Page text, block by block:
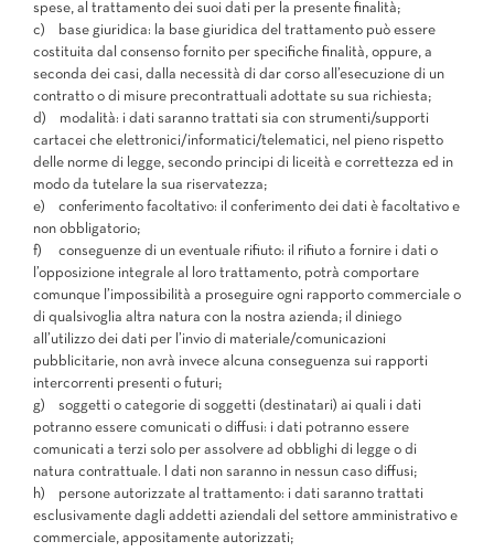
spese, al trattamento dei suoi dati per la presente finalità;
c)
base giuridica: la base giuridica del trattamento può essere
costituita dal consenso fornito per specifiche finalità, oppure, a
seconda dei casi, dalla necessità di dar corso all’esecuzione di un
contratto o di misure precontrattuali adottate su sua richiesta;
d) modalità: i dati saranno trattati sia con strumenti/supporti
cartacei che elettronici/informatici/telematici, nel pieno rispetto
delle norme di legge, secondo principi di liceità e correttezza ed in
modo da tutelare la sua riservatezza;
e) conferimento facoltativo: il conferimento dei dati è facoltativo e
non obbligatorio;
f) conseguenze di un eventuale rifiuto: il rifiuto a fornire i dati o
l’opposizione integrale al loro trattamento, potrà comportare
comunque l’impossibilità a proseguire ogni rapporto commerciale o
di qualsivoglia altra natura con la nostra azienda; il diniego
all’utilizzo dei dati per l’invio di materiale/comunicazioni
pubblicitarie, non avrà invece alcuna conseguenza sui rapporti
intercorrenti presenti o futuri;
g) soggetti o categorie di soggetti (destinatari) ai quali i dati
potranno essere comunicati o diffusi: i dati potranno essere
comunicati a terzi solo per assolvere ad obblighi di legge o di
natura contrattuale. I dati non saranno in nessun caso diffusi;
h) persone autorizzate al trattamento: i dati saranno trattati
esclusivamente dagli addetti aziendali del settore amministrativo e
commerciale, appositamente autorizzati;